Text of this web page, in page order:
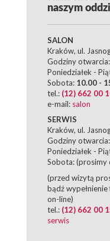
naszym
SALON
Kraków, ul.
Godziny otwarcia:
Poniedziałek -
Sobota: 10.00 -
tel.: (12) 662 00
e-mail: salon
SERWIS
Kraków, ul.
Godziny otwarcia:
Poniedziałek -
Sobota: (prosimy
(przed wizytą
bądź
on-line)
tel.: (12) 662 00
serwis